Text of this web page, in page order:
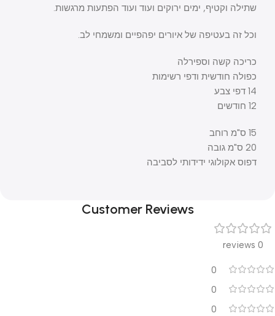
שתילה וקטיף, ימים ירוקים ועוד ועוד הפתעות מרגשות.
וכל זה בעטיפה של איורים יפהפיים ומשמחי לב.
כריכה קשה וספירלה
כפולה חודשית ודפי רשימות
14 דפי צבע
12 חודשים
15 ס"מ רוחב
20 ס"מ גובה
דפוס אקולוגי ידידותי לסביבה
Customer Reviews
0 reviews
0
0
0